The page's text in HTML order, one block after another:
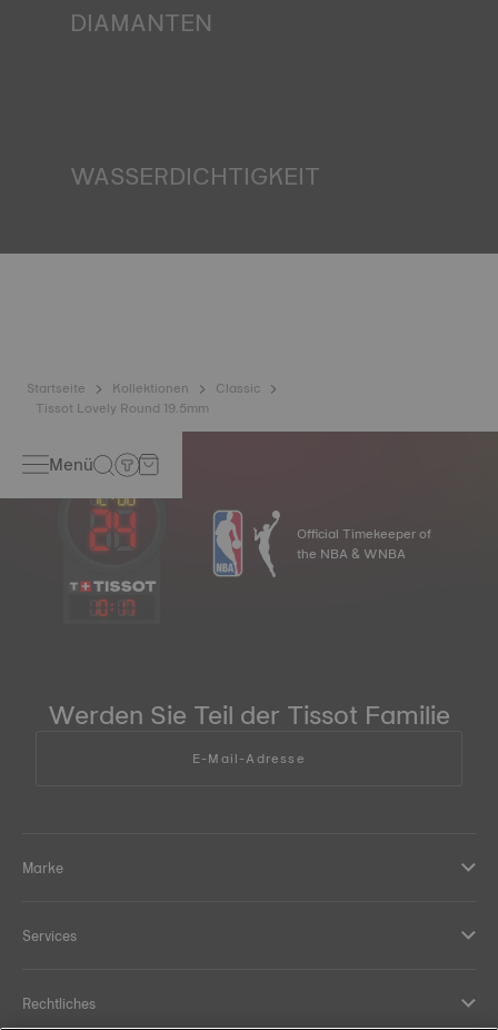
DIAMANTEN
WASSERDICHTIGKEIT
Stößen und Druck standzuhalten, sowie das Eintreten von
Startseite Kollektionen
Classic
Tissot Lovely Round 19.5mm
Menü
10: 17
Official Timekeeper of
the NBA & WNBA
Werden Sie Teil der Tissot Familie
E-Mail-Adresse
Marke
Services
Rechtliches